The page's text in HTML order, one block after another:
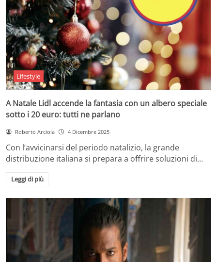
Lifestyle
A Natale Lidl accende la fantasia con un albero speciale
sotto i 20 euro: tutti ne parlano
Roberto Arciola 4 Dicembre 2025
Con l’avvicinarsi del periodo natalizio, la grande
distribuzione italiana si prepara a offrire soluzioni di…
Leggi di più